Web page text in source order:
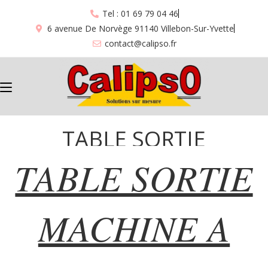
Tel : 01 69 79 04 46
6 avenue De Norvège 91140 Villebon-Sur-Yvette
contact@calipso.fr
TABLE SORTIE
MACHINE A CAPOT “45”
TABLE SORTIE
MACHINE A